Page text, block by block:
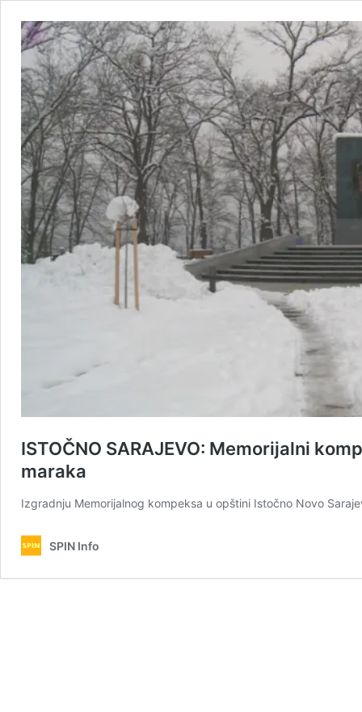
ISTOČNO SARAJEVO: Memorijalni
maraka
Izgradnju Memorijalnog kompeksa u opštini Istočno Novo
SPIN Info